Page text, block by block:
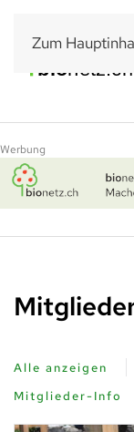
Zum
Werbung
Alle anzeigen
Mitglieder-Info